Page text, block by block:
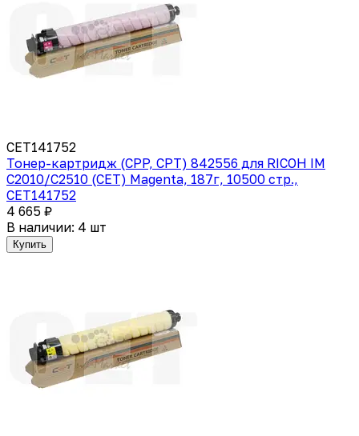
CET141752
Тонер-картридж (CPP, CPT) 842556 для RICOH IM
C2010/C2510 (CET) Magenta, 187г, 10500 стр.,
CET141752
4 665 ₽
В наличии: 4 шт
Купить